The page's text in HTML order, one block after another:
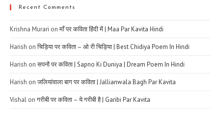
Recent Comments
Krishna Murari onमाँ पर कविता हिंदी में | Maa Par Kavita Hindi
Harish onचिड़िया पर कविता – ओ री चिड़िया | Best Chidiya Poem In Hindi
Harish onसपनों पर कविता | Sapno Ki Duniya | Dream Poem In Hindi
Harish onजलियांवाला बाग पर कविता | Jallianwala Bagh Par Kavita
Vishal onगरीबी पर कविता – ये गरीबी है | Garibi Par Kavita